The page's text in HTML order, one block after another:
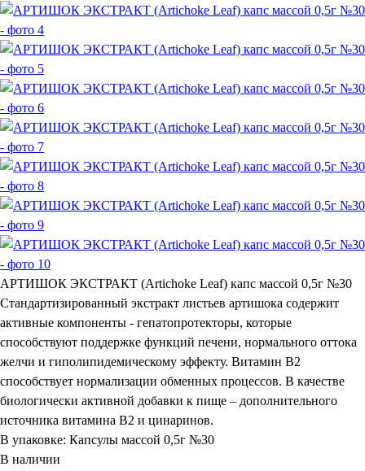
АРТИШОК ЭКСТРАКТ (Artiсhоke Leaf) капс массой 0,5г №30
Стандартизированный экстракт листьев артишока содержит
активные компоненты - гепатопротекторы, которые
способствуют поддержке функций печени, нормального оттока
желчи и гиполипидемическому эффекту. Витамин В2
способствует нормализации обменных процессов. В качестве
биологически активной добавки к пище – дополнительного
источника витамина В2 и цинаринов.
В упаковке: Капсулы массой 0,5г №30
В наличии